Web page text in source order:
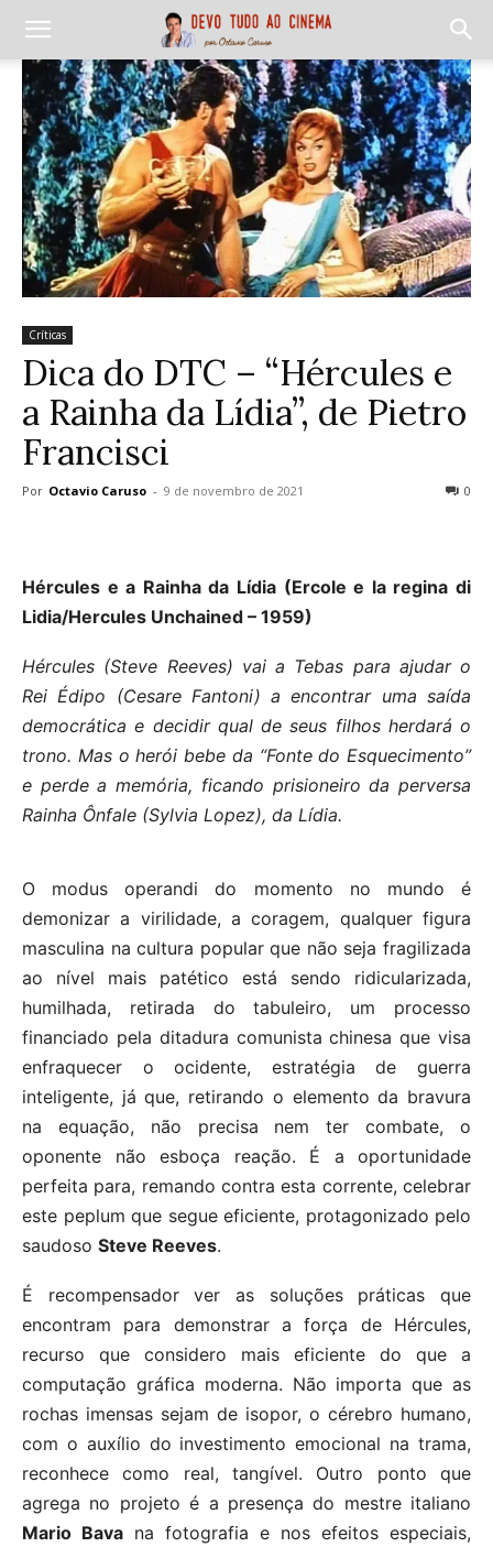
Críticas
Dica do DTC – “Hércules e
a Rainha da Lídia”, de Pietro
Francisci
Por Octavio Caruso - 9 de novembro de 2021 0
Hércules e a Rainha da Lídia (Ercole e la regina di
Lidia/Hercules Unchained – 1959)
Hércules (Steve Reeves) vai a Tebas para ajudar o
Rei Édipo (Cesare Fantoni) a encontrar uma saída
democrática e decidir qual de seus filhos herdará o
trono. Mas o herói bebe da “Fonte do Esquecimento”
e perde a memória, ficando prisioneiro da perversa
Rainha Ônfale (Sylvia Lopez), da Lídia.
O modus operandi do momento no mundo é
demonizar a virilidade, a coragem, qualquer figura
masculina na cultura popular que não seja fragilizada
ao nível mais patético está sendo ridicularizada,
humilhada, retirada do tabuleiro, um processo
financiado pela ditadura comunista chinesa que visa
enfraquecer o ocidente, estratégia de guerra
inteligente, já que, retirando o elemento da bravura
na equação, não precisa nem ter combate, o
oponente não esboça reação. É a oportunidade
perfeita para, remando contra esta corrente, celebrar
este peplum que segue eficiente, protagonizado pelo
saudoso Steve Reeves.
É recompensador ver as soluções práticas que
encontram para demonstrar a força de Hércules,
recurso que considero mais eficiente do que a
computação gráfica moderna. Não importa que as
rochas imensas sejam de isopor, o cérebro humano,
com o auxílio do investimento emocional na trama,
reconhece como real, tangível. Outro ponto que
agrega no projeto é a presença do mestre italiano
Mario Bava na fotografia e nos efeitos especiais,